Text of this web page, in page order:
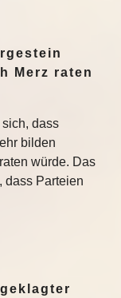
Merz raten
dass
bilden
würde. Das
dass Parteien